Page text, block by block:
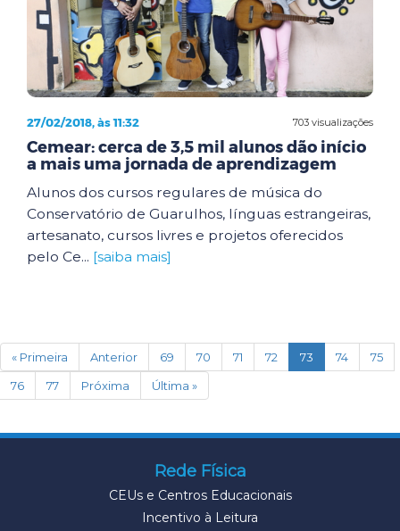
703 visualizações
27/02/2018, às 11:32
Cemear: cerca de 3,5 mil alunos dão início
a mais uma jornada de aprendizagem
Alunos dos cursos regulares de música do
Conservatório de Guarulhos, línguas estrangeiras,
artesanato, cursos livres e projetos oferecidos
pelo Ce... [saiba mais]
« Primeira Anterior 69 70 71 72 73 (current)
74
75
76
77 Próxima Última »
Rede Física
CEUs e Centros Educacionais
Incentivo à Leitura